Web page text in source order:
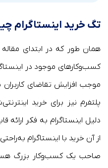
تگ خرید اینستاگرام
همان طور که در ابتدای مقاله
کسب‌وکارهای موجود در
موجب افزایش تقاضای کاربران
پلتفرم نیز برای خرید
دلیل اینستاگرام به فکر ارائه
از آن خرید با اینستاگرام
صاحب یک کسب‌وکار بزرگ